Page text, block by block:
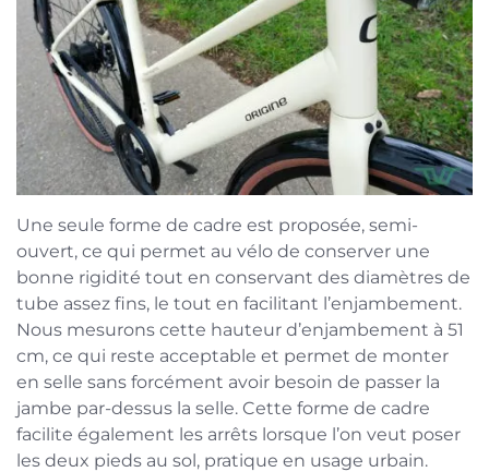
Une seule forme de cadre est proposée, semi-
ouvert, ce qui permet au vélo de conserver une
bonne rigidité tout en conservant des diamètres de
tube assez fins, le tout en facilitant l’enjambement.
Nous mesurons cette hauteur d’enjambement à 51
cm, ce qui reste acceptable et permet de monter
en selle sans forcément avoir besoin de passer la
jambe par-dessus la selle. Cette forme de cadre
facilite également les arrêts lorsque l’on veut poser
les deux pieds au sol, pratique en usage urbain.